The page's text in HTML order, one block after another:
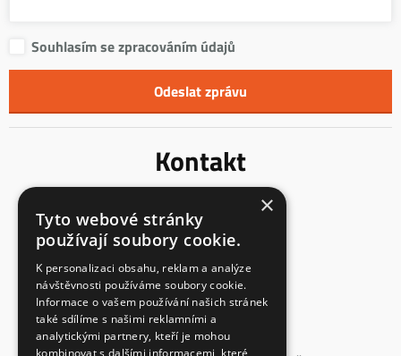
Souhlasím se zpracováním údajů
Kontakt
Mladoňovice 65
675 32, okres Třebíč
Česká Republika
IČ: 23855991
DIČ: CZ23855991
spisová značka: C 147862
×
Tyto webové stránky
používají soubory cookie.
K personalizaci obsahu, reklam a analýze
návštěvnosti používáme soubory cookie.
Informace o vašem používání našich stránek
také sdílíme s našimi reklamními a
analytickými partnery, kteří je mohou
kombinovat s dalšími informacemi, které